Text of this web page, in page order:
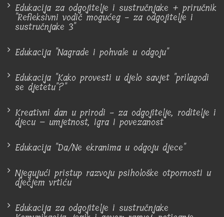
Edukacija za odgojitelje i sustručnjake + priručnik
"Refleksivni vodič mogućeg - za odgojitelje i
sustručnjake 3"
Edukacija "Nagrade i pohvale u odgoju"
Edukacija "Kako provesti u djelo savjet "prilagodi
se djetetu"?"
Kreativni dan u prirodi - za odgojitelje, roditelje i
djecu – umjetnost, igra i povezanost
Edukacija "Da/Ne ekranima u odgoju djece"
Njegujući pristup razvoju psihološke otpornosti u
dječjem vrtiću
Edukacija za odgojitelje i sustručnjake